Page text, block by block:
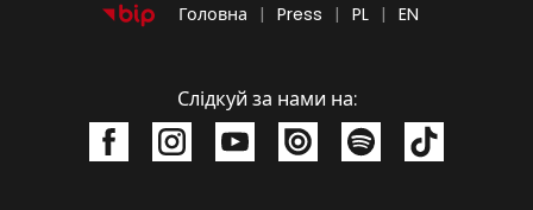
Головна Press PL EN
Слідкуй за нами на: